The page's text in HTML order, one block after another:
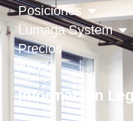
Posiciones
Lumaga System
Precios
Ayuda
Información